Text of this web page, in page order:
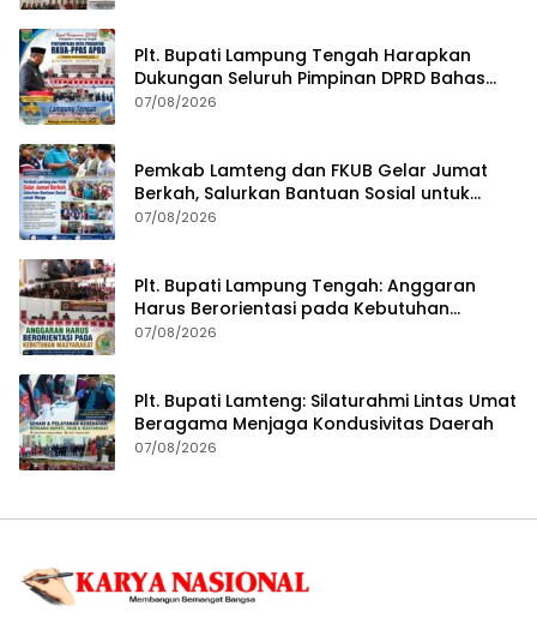
Plt. Bupati Lampung Tengah Harapkan
Dukungan Seluruh Pimpinan DPRD Bahas
RKUA-PPAS APBD Tahun 2027
07/08/2026
Pemkab Lamteng dan FKUB Gelar Jumat
Berkah, Salurkan Bantuan Sosial untuk
Warga
07/08/2026
Plt. Bupati Lampung Tengah: Anggaran
Harus Berorientasi pada Kebutuhan
Masyarakat
07/08/2026
Plt. Bupati Lamteng: Silaturahmi Lintas Umat
Beragama Menjaga Kondusivitas Daerah
07/08/2026